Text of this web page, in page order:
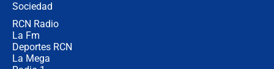
Sociedad
RCN Radio
La Fm
Deportes RCN
La Mega